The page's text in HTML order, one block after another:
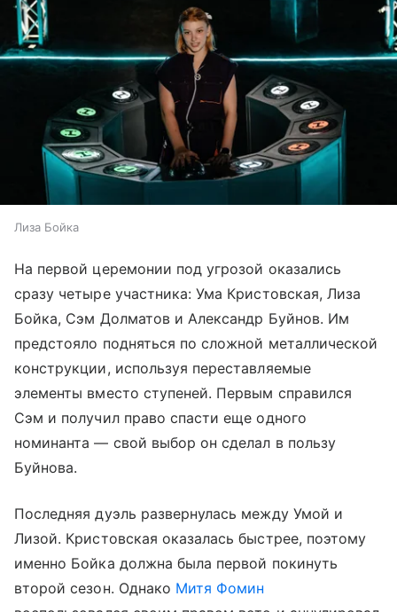
Лиза Бойка
На первой церемонии под угрозой оказались
сразу четыре участника: Ума Кристовская, Лиза
Бойка, Сэм Долматов и Александр Буйнов. Им
предстояло подняться по сложной металлической
конструкции, используя переставляемые
элементы вместо ступеней. Первым справился
Сэм и получил право спасти еще одного
номинанта — свой выбор он сделал в пользу
Буйнова.
Последняя дуэль развернулась между Умой и
Лизой. Кристовская оказалась быстрее, поэтому
именно Бойка должна была первой покинуть
второй сезон. Однако Митя Фомин